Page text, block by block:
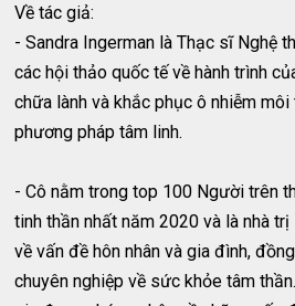
Về tác giả:
- Sandra Ingerman là Thạc sĩ Nghệ
các hội thảo quốc tế về hành trình
chữa lành và khắc phục ô nhiễm
phương pháp tâm linh.
- Cô nằm trong top 100 Người trên
tinh thần nhất năm 2020 và là nhà
về vấn đề hôn nhân và gia đình,
chuyên nghiệp về sức khỏe tâm